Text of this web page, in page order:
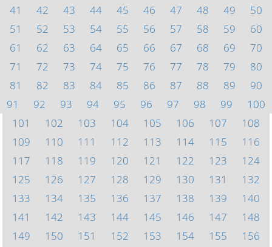
41
42 43 44 45 46 47 48 49
50
51
52 53 54 55 56 57 58 59
60
61
62 63 64 65 66 67 68 69
70
71
72 73 74 75 76 77 78 79
80
81
82 83 84 85 86 87 88 89
90
91
92 93 94 95 96 97 98 99
100
101
102 103 104 105 106 107
108
109
110 111 112 113 114 115
116
117
118 119 120 121 122 123
124
125
126 127 128 129 130 131
132
133
134 135 136 137 138 139
140
141
142 143 144 145 146 147
148
149
150 151 152 153 154 155
156